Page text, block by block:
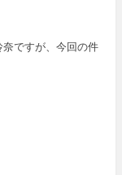
ですが、今回の件